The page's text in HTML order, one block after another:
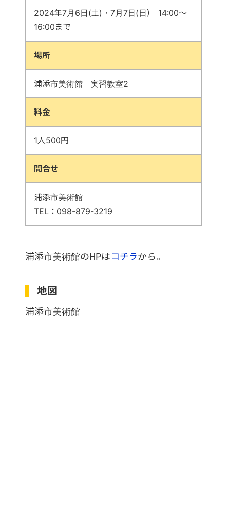
2024年7月6日(土)・7月7日(日) 14:00〜
16:00まで
場所
浦添市美術館 実習教室2
料金
1人500円
問合せ
浦添市美術館
TEL：098-879-3219
浦添市美術館のHPはコチラから。
地図
浦添市美術館